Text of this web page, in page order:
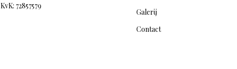
KvK: 72857579
Galerij
Contact